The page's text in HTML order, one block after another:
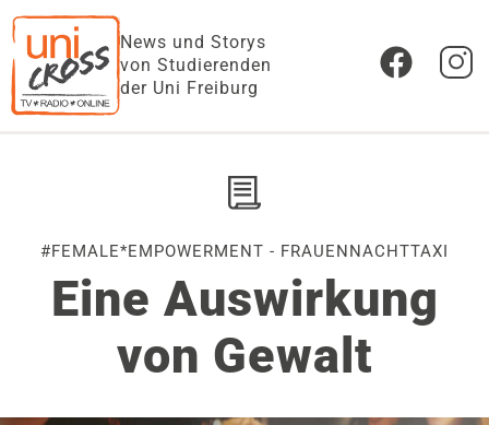
News und Storys
von Studierenden
der Uni Freiburg
#FEMALE*EMPOWERMENT - FRAUENNACHTTAXI
Eine Auswirkung
von Gewalt